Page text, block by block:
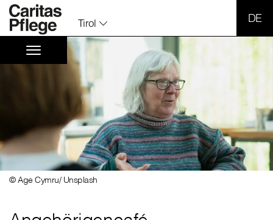
Tirol
© Age Cymru/ Unsplash